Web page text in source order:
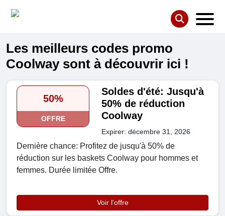
Les meilleurs codes promo
Coolway sont à découvrir ici !
50%
OFFRE
Soldes d'été: Jusqu'à
50% de réduction
Coolway
Expirer: décembre 31, 2026
Dernière chance: Profitez de jusqu'à 50% de
réduction sur les baskets Coolway pour hommes et
femmes. Durée limitée Offre.
Voir l'offre